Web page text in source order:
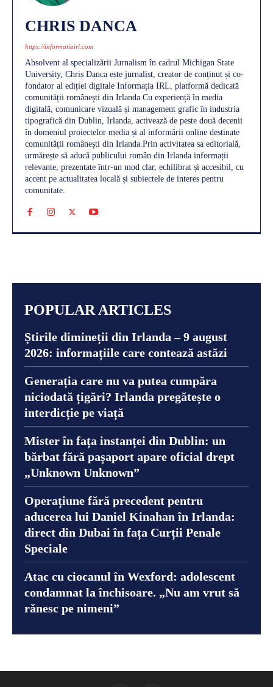
CHRIS DANCA
https://informatiairl.com
Absolvent al specializării Jurnalism în cadrul Michigan State
University, Chris Danca este jurnalist, creator de conținut și co-
fondator al ediției digitale Informația IRL, platformă dedicată
comunității românești din Irlanda.Cu experiență în media
digitală, comunicare vizuală și management grafic în industria
tipografică din Dublin, Irlanda, activează de peste două decenii
în domeniul proiectelor media și al informării online destinate
comunității românești din Irlanda.Prin activitatea sa editorială,
urmărește să aducă publicului român din Irlanda informații
relevante, prezentate într-un mod clar, echilibrat și accesibil, cu
accent pe actualitatea locală și subiectele de interes pentru
comunitate.
POPULAR ARTICLES
Știrile dimineții din Irlanda – 9 august
2026: informațiile care contează astăzi
Generația care nu va putea cumpăra
niciodată țigări? Irlanda pregătește o
interdicție pe viață
Mister în fața instanței din Dublin: un
bărbat fără pașaport apare oficial drept
„Unknown Unknown”
Operațiune fără precedent pentru
aducerea lui Daniel Kinahan în Irlanda:
direct din Dubai în fața Curții Penale
Speciale
Atac cu ciocanul în Wexford: adolescent
condamnat la închisoare. „Nu am vrut să
rănesc pe nimeni”